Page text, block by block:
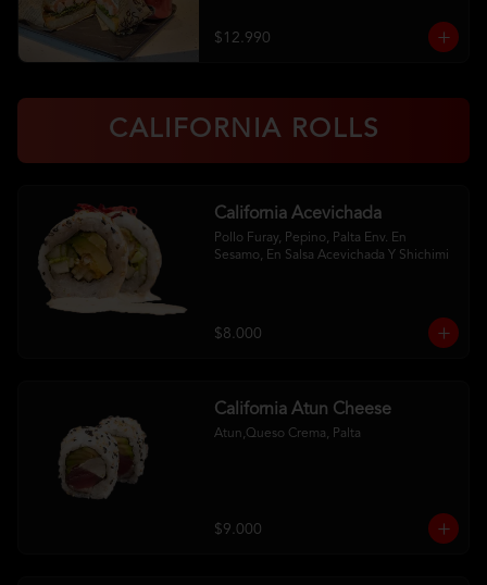
$12.990
CALIFORNIA ROLLS
California Acevichada
Pollo Furay, Pepino, Palta Env. En
Sesamo, En Salsa Acevichada Y Shichimi
$8.000
California Atun Cheese
Atun,Queso Crema, Palta
$9.000